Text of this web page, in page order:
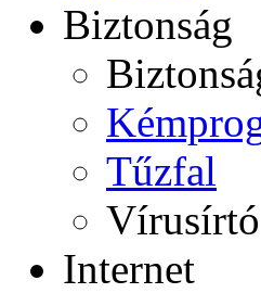
Biztonság
Tűzfal
Vírusírtó
Internet